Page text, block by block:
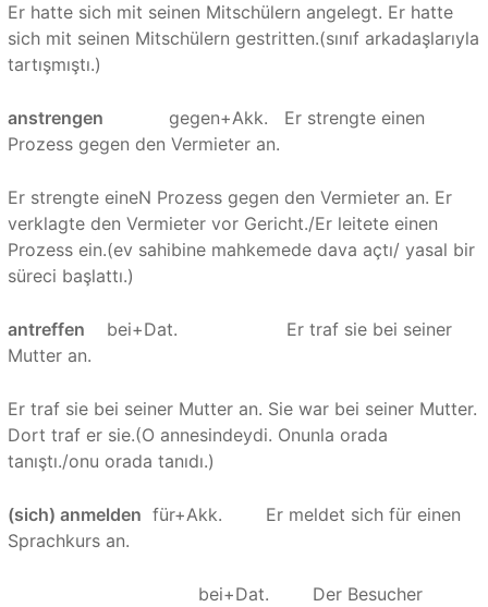
Er hatte sich mit seinen Mitschülern angelegt. Er hatte
sich mit seinen Mitschülern gestritten.(sınıf arkadaşlarıyla
tartışmıştı.)
anstrengen gegen+Akk. Er strengte einen
Prozess gegen den Vermieter an.
Er strengte eineN Prozess gegen den Vermieter an. Er
verklagte den Vermieter vor Gericht./Er leitete einen
Prozess ein.(ev sahibine mahkemede dava açtı/ yasal bir
süreci başlattı.)
antreffen bei+Dat. Er traf sie bei seiner
Mutter an.
Er traf sie bei seiner Mutter an. Sie war bei seiner Mutter.
Dort traf er sie.(O annesindeydi. Onunla orada
tanıştı./onu orada tanıdı.)
(sich) anmelden für+Akk. Er meldet sich für einen
Sprachkurs an.
bei+Dat. Der Besucher